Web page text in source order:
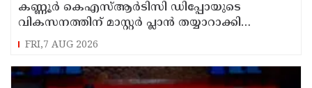
കണ്ണൂർ കെഎസ്ആർടിസി ഡിപ്പോയുടെ
വികസനത്തിന് മാസ്റ്റർ പ്ലാൻ തയ്യാറാക്കി
സമർപ്പിക്കും : ടി ഒ മോഹനൻ എം എൽ എ
FRI,7 AUG 2026